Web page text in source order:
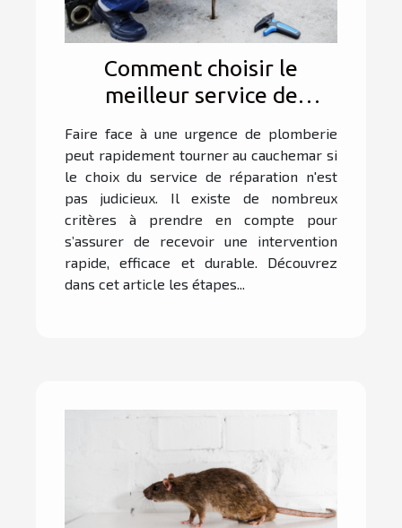
Comment choisir le
meilleur service de
réparation d'urgence pour
votre plomberie ?
Faire face à une urgence de plomberie
peut rapidement tourner au cauchemar si
le choix du service de réparation n'est
pas judicieux. Il existe de nombreux
critères à prendre en compte pour
s’assurer de recevoir une intervention
rapide, efficace et durable. Découvrez
dans cet article les étapes...